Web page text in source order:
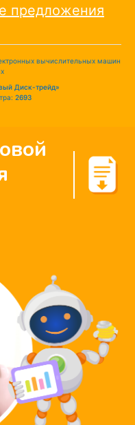
предложения
вычислительных машин
Диск-трейд»
2693